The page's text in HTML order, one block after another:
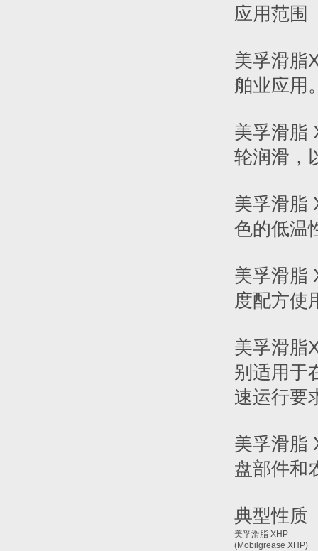
应用范围
美孚滑脂
舶业应用
美孚滑脂
轮润滑，
美孚滑脂
色的低温
美孚滑脂
度配方使
美孚滑脂
别适用于
速运行要
美孚滑脂
盘部件和
典型性质
美孚滑脂 XHP
(Mobilgrease XHP)